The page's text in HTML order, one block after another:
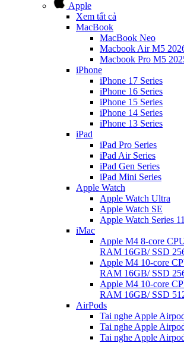
Apple
Xem tất cả
MacBook
MacBook Neo
Macbook Air M5
Macbook Pro M5
iPhone
iPhone 17 Series
iPhone 16 Series
iPhone 15 Series
iPhone 14 Series
iPhone 13 Series
iPad
iPad Pro Series
iPad Air Series
iPad Gen Series
iPad Mini Series
Apple Watch
Apple Watch Ultra
Apple Watch SE
Apple Watch Series 11
iMac
Apple M4 8-core
RAM 16GB/ SSD
Apple M4 10-core
RAM 16GB/ SSD
Apple M4 10-core
RAM 16GB/ SSD
AirPods
Tai nghe Apple
Tai nghe Apple
Tai nghe Apple